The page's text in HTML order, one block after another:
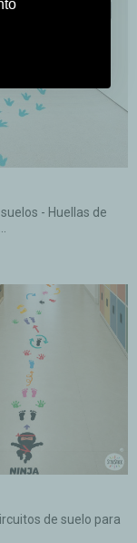
- Huellas de
de suelo para